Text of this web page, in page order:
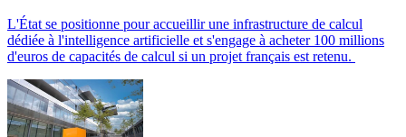
L'État se positionne pour accueillir une infrastructure de calcul
dédiée à l'intelligence artificielle et s'engage à acheter 100 millions
d'euros de capacités de calcul si un projet français est retenu.